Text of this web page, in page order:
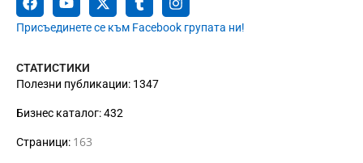
Присъединете се към Facebook групата ни!
СТАТИСТИКИ
Полезни публикации: 1347
Бизнес каталог: 432
Страници: 163